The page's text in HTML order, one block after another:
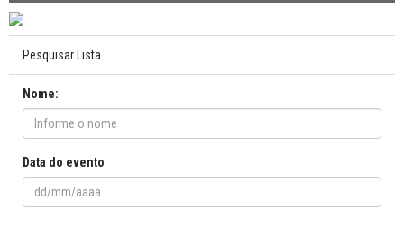
Pesquisar Lista
Nome:
Data do evento